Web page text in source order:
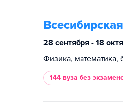
28 сентября - 18
Физика, математика,
144 вуза без